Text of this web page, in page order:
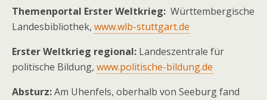
Themenportal Erster Weltkrieg: Württembergische
Landesbibliothek, www.wlb-stuttgart.de
Erster Weltkrieg regional: Landeszentrale für
politische Bildung, www.politische-bildung.de
Absturz:Am Uhenfels, oberhalb von Seeburg fand